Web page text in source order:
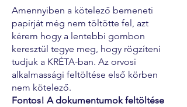
Amennyiben a kötelező bemeneti
papírját még nem töltötte fel, azt
kérem hogy a lentebbi gombon
keresztül tegye meg, hogy rögzíteni
tudjuk a KRÉTA-ban. Az orvosi
alkalmassági feltöltése első körben
nem kötelező.
Fontos! A dokumentumok feltöltése